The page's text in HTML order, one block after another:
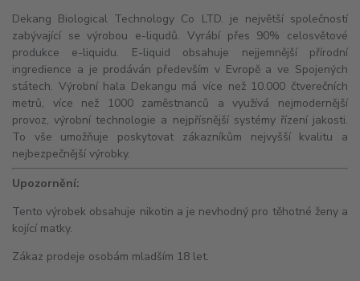
Dekang Biological Technology Co LTD. je největší společností
zabývající se výrobou e-liqudů. Vyrábí přes 90% celosvětové
produkce e-liquidu. E-liquid obsahuje nejjemnější přírodní
ingredience a je prodáván především v Evropě a ve Spojených
státech. Výrobní hala Dekangu má více než 10.000 čtverečních
metrů, více než 1000 zaměstnanců a využívá nejmodernější
provoz, výrobní technologie a nejpřísnější systémy řízení jakosti.
To vše umožňuje poskytovat zákazníkům nejvyšší kvalitu a
nejbezpečnější výrobky.
Upozornění:
Tento výrobek obsahuje nikotin a je nevhodný pro těhotné ženy a
kojící matky.
Zákaz prodeje osobám mladším 18 let.